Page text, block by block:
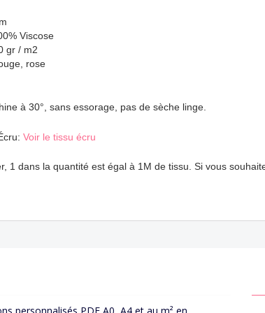
Viscose
gr / m2
rose
à 30°, sans essorage, pas de sèche linge.
Voir le tissu écru
1 dans la quantité est égal à 1M de tissu. Si vous